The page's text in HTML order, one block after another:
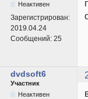
Неактивен
Зарегистрирован:
2019.04.24
Сообщений: 25
dvdsoft6
Участник
Неактивен